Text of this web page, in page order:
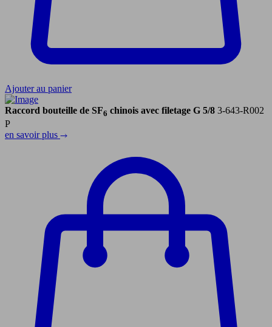
Ajouter au panier
Raccord bouteille de SF6 chinois avec filetage G 5/8 3-643-R002
P
en savoir plus